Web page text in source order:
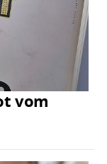
vom